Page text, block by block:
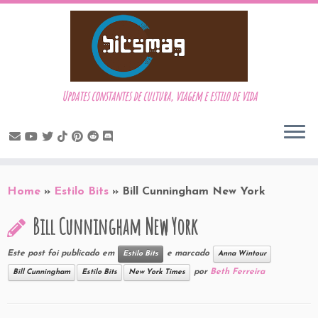
to
Updates constantes de cultura, viagem e estilo de vida
Home » Estilo Bits » Bill Cunningham New York
Bill Cunningham New York
Este post foi publicado em Estilo Bits e marcado Anna Wintour
Bill Cunningham Estilo Bits New York Times por Beth Ferreira